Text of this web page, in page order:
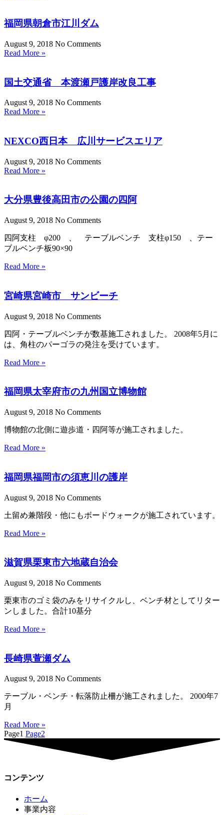
福岡県朝倉市江川ダム
August 9, 2018 No Comments
Read More »
国土交通省 本渡瀬戸護岸改良工事
August 9, 2018 No Comments
Read More »
NEXCO西日本 広川サービスエリア
August 9, 2018 No Comments
Read More »
大分県豊後高田市の公園の四阿
August 9, 2018 No Comments
四阿支柱 φ200 、 テーブルベンチ 支柱φ150 、テー
ブルベンチ板90×90
Read More »
宮崎県宮崎市 サンビーチ
August 9, 2018 No Comments
四阿・テーブルベンチが数基施工されました。 2008年5月に
は、角柱のパーゴラの発注を受けています。
Read More »
福岡県太宰府市の九州国立博物館
August 9, 2018 No Comments
博物館の北側に遊歩道・四阿等が施工されました。
Read More »
福岡県福岡市の須恵川の護岸
August 9, 2018 No Comments
土留め兼階段・他にもボードウォークが施工されています。
Read More »
滋賀県栗東市六地蔵自治会
August 9, 2018 No Comments
栗東市のゴミ袋のみをリサイクルし、ベンチ材としてリター
ンしました。合計10基分
Read More »
長崎県萱瀬ダム
August 9, 2018 No Comments
テーブル・ベンチ・転落防止柵が施工されました。 2000年7
月
Read More »
Page1 Page2
コンテンツ
ホーム
事業内容